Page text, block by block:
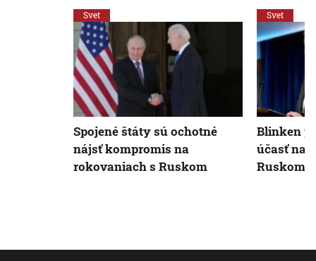
Svet
Spojené štáty sú ochotné
nájsť kompromis na
rokovaniach s Ruskom
Svet
Blinken
účasť na
Ruskom